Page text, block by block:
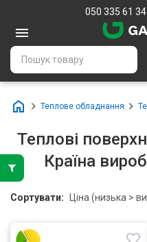
050 335 61 34
Теплове обладнання
Теплові
Країна
Сортувати: